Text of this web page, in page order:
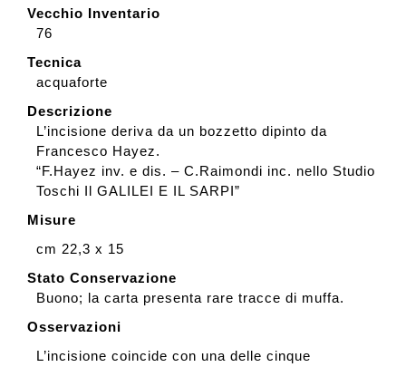
Vecchio Inventario
76
Tecnica
acquaforte
Descrizione
L’incisione deriva da un bozzetto dipinto da
Francesco Hayez.
“F.Hayez inv. e dis. – C.Raimondi inc. nello Studio
Toschi Il GALILEI E IL SARPI”
Misure
cm 22,3 x 15
Stato Conservazione
Buono; la carta presenta rare tracce di muffa.
Osservazioni
L’incisione coincide con una delle cinque